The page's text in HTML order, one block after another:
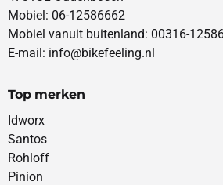
Mobiel: 06-12586662
Mobiel vanuit buitenland: 00316-
E-mail: info@bikefeeling.nl
Top merken
Idworx
Santos
Rohloff
Pinion